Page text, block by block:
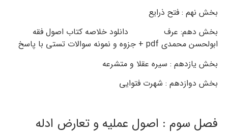
بخش نهم : فتح ذرایع
بخش دهم: عرف دانلود خلاصه کتاب اصول فقه
ابولحسن محمدی pdf + جزوه و نمونه سوالات تستی با پاسخ
بخش یازدهم : سیره عقلا و متشرعه
بخش دوازدهم : شهرت فتوایی
فصل سوم : اصول عملیه و تعارض ادله